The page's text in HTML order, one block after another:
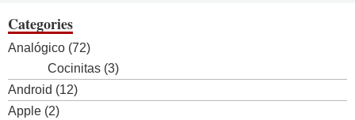
Categories
Analógico (72)
Cocinitas (3)
Android (12)
Apple (2)